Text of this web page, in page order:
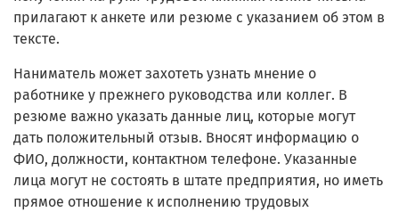
прилагают к анкете или резюме с указанием об этом в
тексте.
Наниматель может захотеть узнать мнение о
работнике у прежнего руководства или коллег. В
резюме важно указать данные лиц, которые могут
дать положительный отзыв. Вносят информацию о
ФИО, должности, контактном телефоне. Указанные
лица могут не состоять в штате предприятия, но иметь
прямое отношение к исполнению трудовых